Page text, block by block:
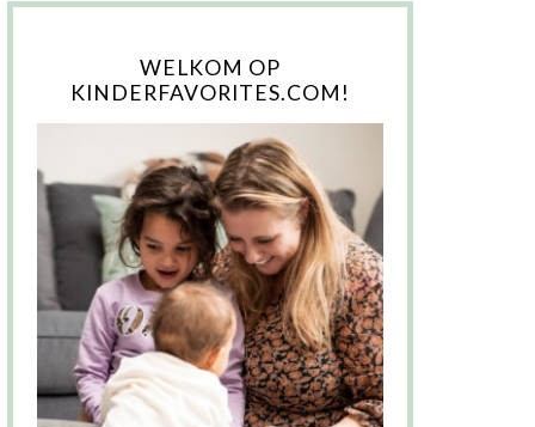
WELKOM OP
KINDERFAVORITES.COM!